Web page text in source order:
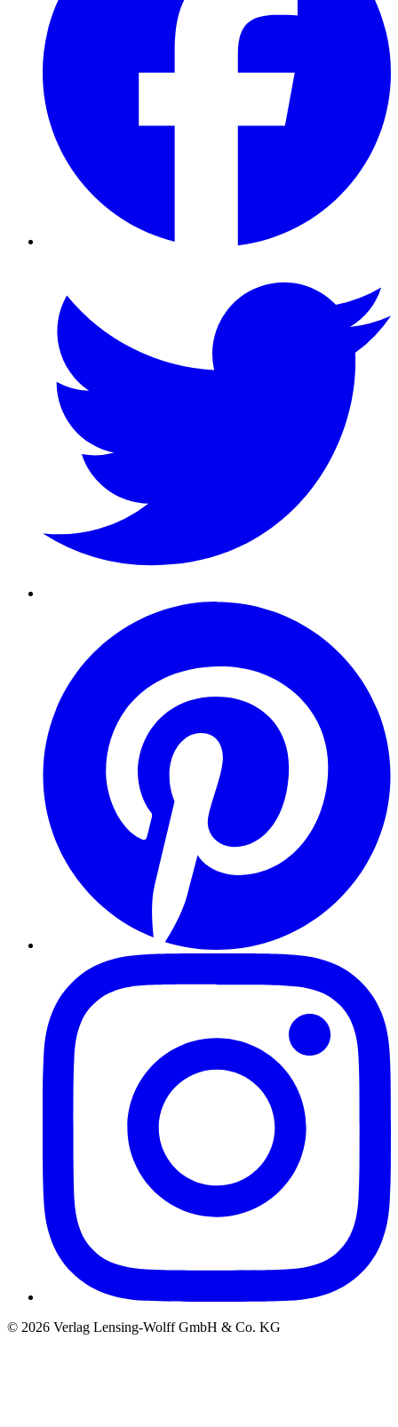
© 2026 Verlag Lensing-Wolff GmbH & Co. KG